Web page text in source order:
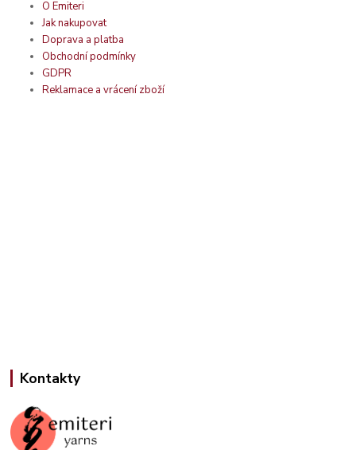
O Emiteri
Jak nakupovat
Doprava a platba
Obchodní podmínky
GDPR
Reklamace a vrácení zboží
Kontakty